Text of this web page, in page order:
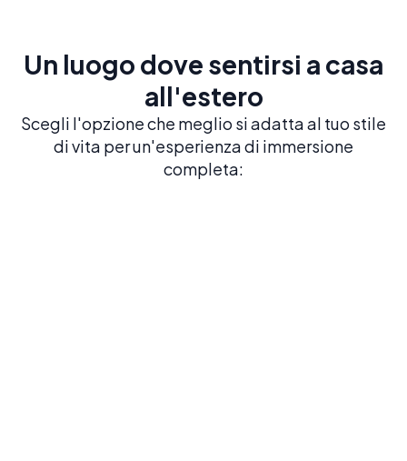
Un luogo dove sentirsi a casa
all'estero
Scegli l'opzione che meglio si adatta al tuo stile
di vita per un'esperienza di immersione
completa: